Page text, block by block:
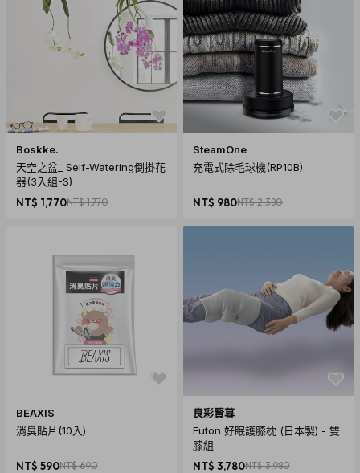
Boskke.
天空之盆_ Self-Watering倒掛花
器(3入組-S)
NT$ 1,770NT$ 1,770
SteamOne
充電式除毛球機(RP10B)
NT$ 980NT$ 2,380
BEAXIS
消臭貼片(10入)
NT$ 590NT$ 690
良彩賢暮
Futon 好眠護膝枕 (日本製) - 雙
膝組
NT$ 3,780NT$ 3,980